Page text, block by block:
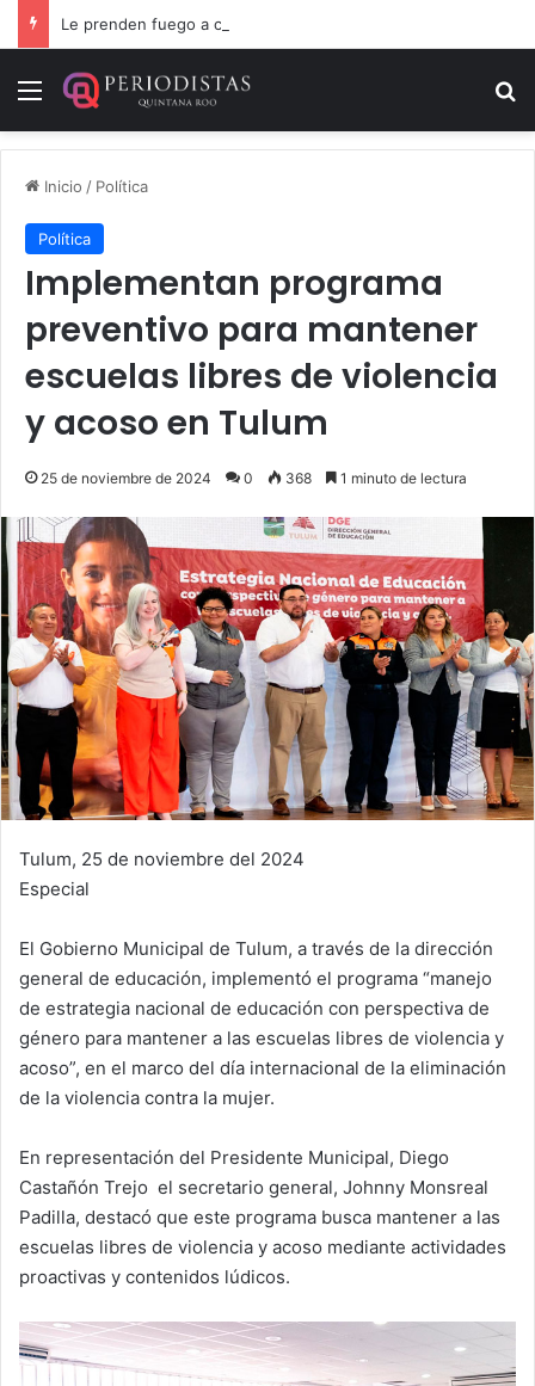
Menú
Inicio / Política
Política
Implementan programa
preventivo para mantener
escuelas libres de violencia
y acoso en Tulum
25 de noviembre de 2024 0 368 1 minuto de lectura
Tulum, 25 de noviembre del 2024
Especial
El Gobierno Municipal de Tulum, a través de la dirección
general de educación, implementó el programa “manejo
de estrategia nacional de educación con perspectiva de
género para mantener a las escuelas libres de violencia y
acoso”, en el marco del día internacional de la eliminación
de la violencia contra la mujer.
En representación del Presidente Municipal, Diego
Castañón Trejo el secretario general, Johnny Monsreal
Padilla, destacó que este programa busca mantener a las
escuelas libres de violencia y acoso mediante actividades
proactivas y contenidos lúdicos.